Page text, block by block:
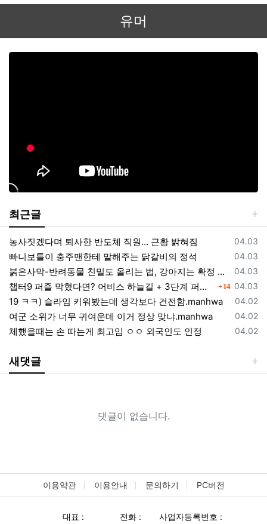
유머
최근글
등록일
04.03
농사짓겠다며 퇴사한 반도체 직원… 근황 밝혀짐
등록일
04.03
빠니보틀이 충주맨한테 말해주는 닭갈비의 정석
등록일
04.03
붉은사막-반려동물 친밀도 올리는 법, 강아지는 확정 고양이는 조건 확인
등록일
04.03
챕터9 퍼즐 막혔다면? 어비스 하늘길 + 3단계 퍼즐 공략 순서 정리 (길찾기 포함) 댓글
14
등록일
04.02
19 ㅋㅋ) 슬라임 키워봤는데 생각보다 건전함.manhwa
등록일
04.02
여군 소위가 너무 귀여운데 이거 정상 맞냐.manhwa
등록일
04.02
체했을때는 손 따는게 최고임 ㅇㅇ 외국인도 인정
새댓글
댓글이 없습니다.
이용약관 이용안내 문의하기 PC버전
대표 : 전화 : 사업자등록번호 :